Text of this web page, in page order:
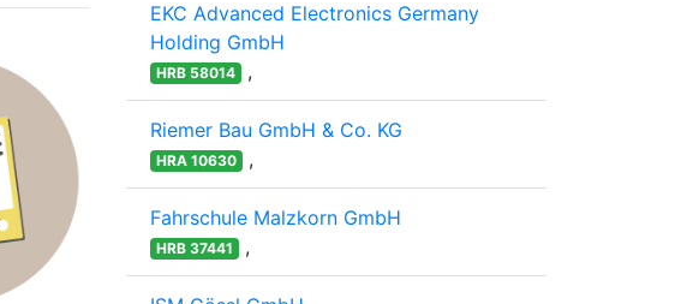
EKC Advanced Electronics Germany
Holding GmbH
HRB 58014 ,
Riemer Bau GmbH & Co. KG
HRA 10630 ,
Fahrschule Malzkorn GmbH
HRB 37441 ,